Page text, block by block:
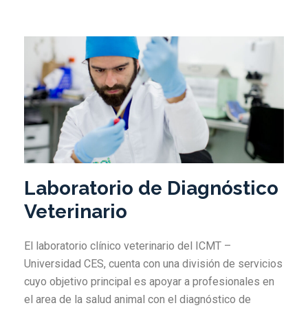
Laboratorio de Diagnóstico
Veterinario
El laboratorio clínico veterinario del ICMT –
Universidad CES, cuenta con una división de servicios
cuyo objetivo principal es apoyar a profesionales en
el area de la salud animal con el diagnóstico de